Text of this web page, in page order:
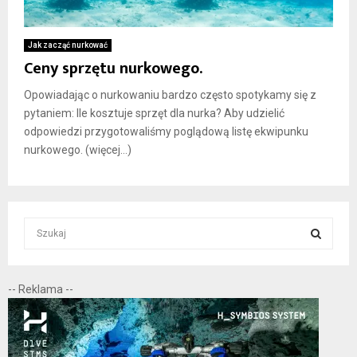
Jak zacząć nurkować
Ceny sprzętu nurkowego.
Opowiadając o nurkowaniu bardzo często spotykamy się z
pytaniem: Ile kosztuje sprzęt dla nurka? Aby udzielić
odpowiedzi przygotowaliśmy poglądową listę ekwipunku
nurkowego. (więcej…)
c
h
f
o
E
A
-- Reklama --